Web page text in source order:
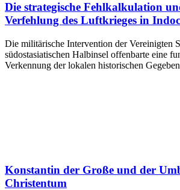
Die strategische Fehlkalkulation
Verfehlung des Luftkrieges in
Die militärische Intervention der Vereinigten
südostasiatischen Halbinsel offenbarte eine
Verkennung der lokalen historischen
Konstantin der Große und der
Christentum